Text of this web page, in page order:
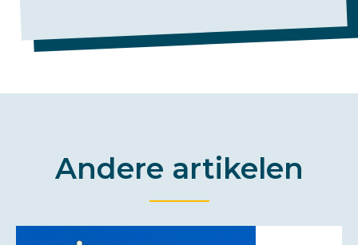
Andere artikelen